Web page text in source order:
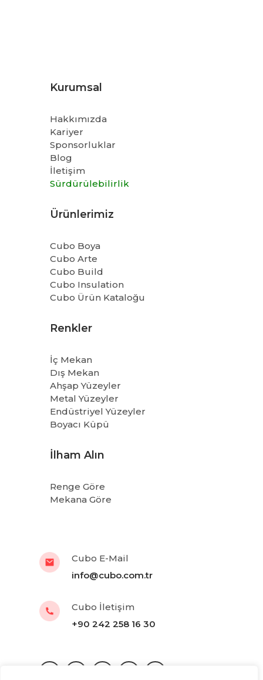
Kurumsal
Hakkımızda
Kariyer
Sponsorluklar
Blog
İletişim
Sürdürülebilirlik
Ürünlerimiz
Cubo Boya
Cubo Arte
Cubo Build
Cubo Insulation
Cubo Ürün Kataloğu
Renkler
İç Mekan
Dış Mekan
Ahşap Yüzeyler
Metal Yüzeyler
Endüstriyel Yüzeyler
Boyacı Küpü
İlham Alın
Renge Göre
Mekana Göre
Cubo E-Mail
info@cubo.com.tr
Cubo İletişim
+90 242 258 16 30